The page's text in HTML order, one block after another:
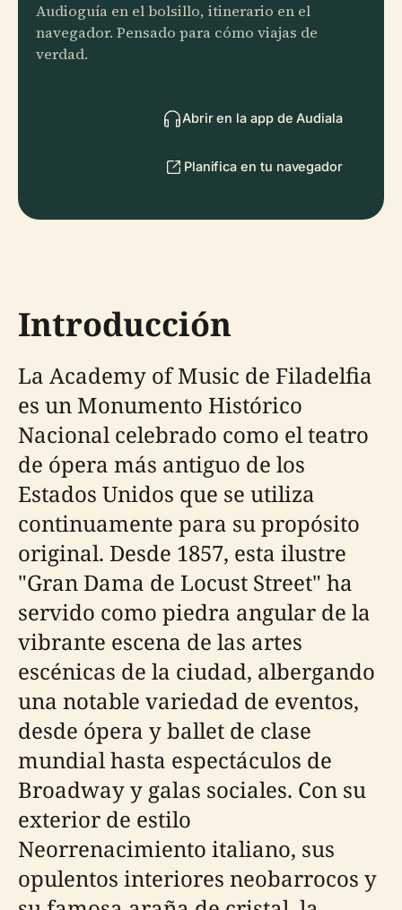
Audioguía en el bolsillo, itinerario en el
navegador. Pensado para cómo viajas de
verdad.
Abrir en la app de Audiala
Planifica en tu navegador
Introducción
La Academy of Music de Filadelfia
es un Monumento Histórico
Nacional celebrado como el teatro
de ópera más antiguo de los
Estados Unidos que se utiliza
continuamente para su propósito
original. Desde 1857, esta ilustre
"Gran Dama de Locust Street" ha
servido como piedra angular de la
vibrante escena de las artes
escénicas de la ciudad, albergando
una notable variedad de eventos,
desde ópera y ballet de clase
mundial hasta espectáculos de
Broadway y galas sociales. Con su
exterior de estilo
Neorrenacimiento italiano, sus
opulentos interiores neobarrocos y